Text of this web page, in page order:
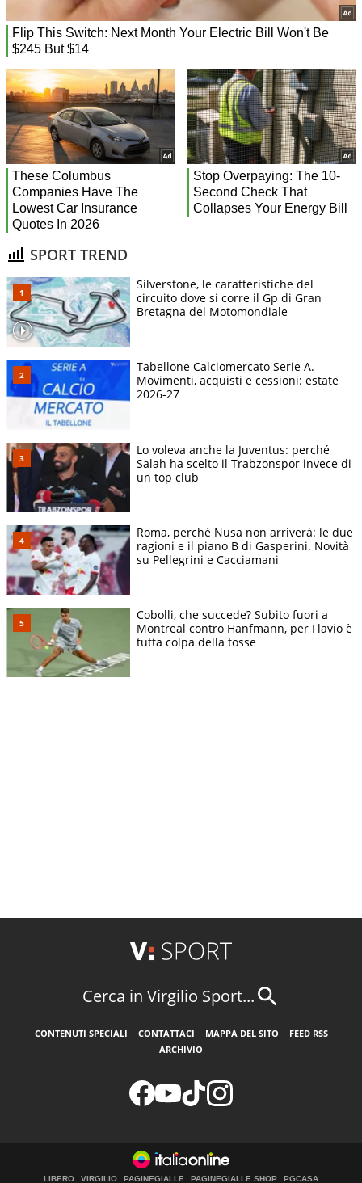
SPORT TREND
Silverstone, le caratteristiche del
circuito dove si corre il Gp di Gran
Bretagna del Motomondiale
Tabellone Calciomercato Serie A.
Movimenti, acquisti e cessioni: estate
2026-27
Lo voleva anche la Juventus: perché
Salah ha scelto il Trabzonspor invece di
un top club
Roma, perché Nusa non arriverà: le due
ragioni e il piano B di Gasperini. Novità
su Pellegrini e Cacciamani
Cobolli, che succede? Subito fuori a
Montreal contro Hanfmann, per Flavio è
tutta colpa della tosse
Cerca in Virgilio Sport...
CONTENUTI SPECIALI CONTATTACI MAPPA DEL SITO
FEED RSS
ARCHIVIO
LIBERO VIRGILIO PAGINEGIALLE PAGINEGIALLE SHOP PGCASA